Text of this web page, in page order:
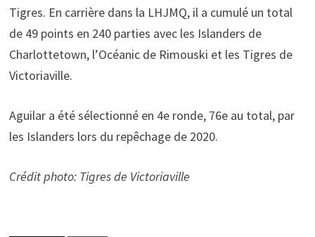
Tigres. En carrière dans la LHJMQ, il a cumulé un total
de 49 points en 240 parties avec les Islanders de
Charlottetown, l’Océanic de Rimouski et les Tigres de
Victoriaville.
Aguilar a été sélectionné en 4e ronde, 76e au total, par
les Islanders lors du repêchage de 2020.
Crédit photo: Tigres de Victoriaville